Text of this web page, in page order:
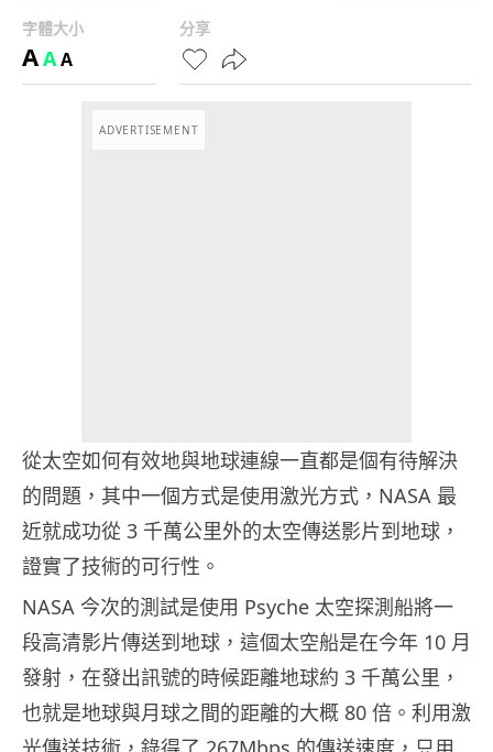
字體大小
AAA
分享
ADVERTISEMENT
從太空如何有效地與地球連線一直都是個有待解決
的問題，其中一個方式是使用激光方式，NASA 最
近就成功從 3 千萬公里外的太空傳送影片到地球，
證實了技術的可行性。
NASA 今次的測試是使用 Psyche 太空探測船將一
段高清影片傳送到地球，這個太空船是在今年 10 月
發射，在發出訊號的時候距離地球約 3 千萬公里，
也就是地球與月球之間的距離的大概 80 倍。利用激